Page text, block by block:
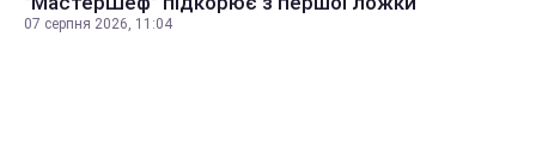
07 серпня 2026, 11:04